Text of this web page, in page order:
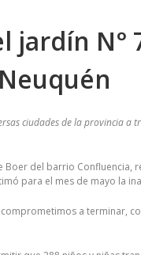
jardín N°
ciudades de la provincia a
del barrio Confluencia,
para el mes de mayo la
a terminar,